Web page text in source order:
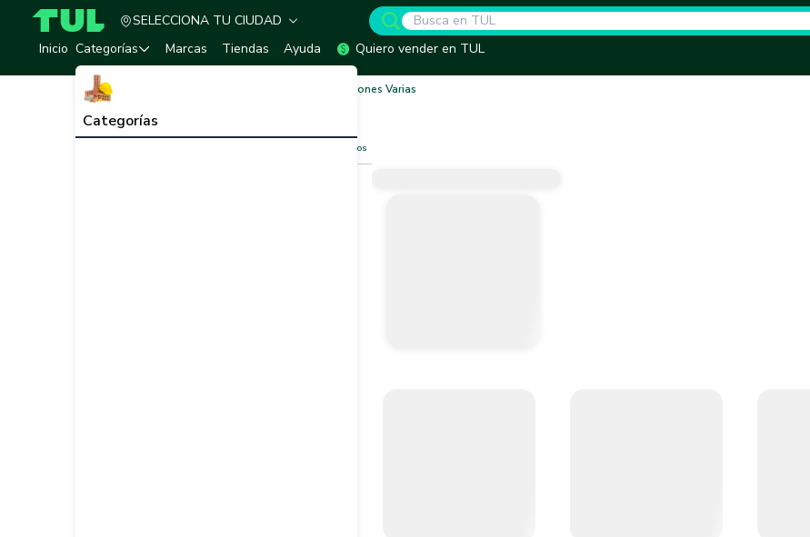
TUL - Tu Marketplace de Construcción
SELECCIONA TU CIUDAD
Inicio Categorías
Categorías
Marcas Tiendas Ayuda Quiero vender en TUL
Inicio Aplicaciones Varias
Aplicaciones Varias
Limpiar filtros